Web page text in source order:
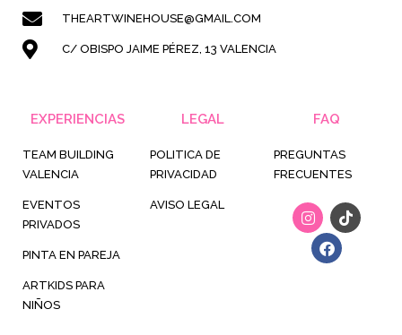
THEARTWINEHOUSE@GMAIL.COM
C/ OBISPO JAIME PÉREZ, 13 VALENCIA
EXPERIENCIAS
TEAM BUILDING
VALENCIA
EVENTOS
PRIVADOS
PINTA EN PAREJA
ARTKIDS PARA
NIÑOS
LEGAL
POLITICA DE
PRIVACIDAD
AVISO LEGAL
FAQ
PREGUNTAS
FRECUENTES
I
n
s
t
T
i
F
a
c
e